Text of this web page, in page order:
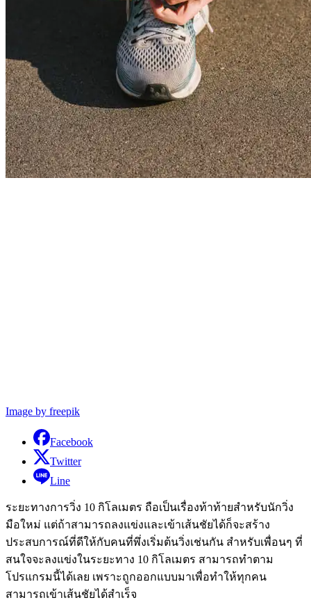
Image by freepik
Facebook
Twitter
Line
ระยะทางการวิ่ง 10 กิโลเมตร ถือเป็นเรื่องท้าท้ายสำหรับนักวิ่ง
มือใหม่ แต่ถ้าสามารถลงแข่งและเข้าเส้นชัยได้ก็จะสร้าง
ประสบการณ์ที่ดีให้กับคนที่พึ่งเริ่มต้นวิ่งเช่นกัน สำหรับเพื่อนๆ ที่
สนใจจะลงแข่งในระยะทาง 10 กิโลเมตร สามารถทำตาม
โปรแกรมนี้ได้เลย เพราะถูกออกแบบมาเพื่อทำให้ทุกคน
สามารถเข้าเส้นชัยได้สำเร็จ